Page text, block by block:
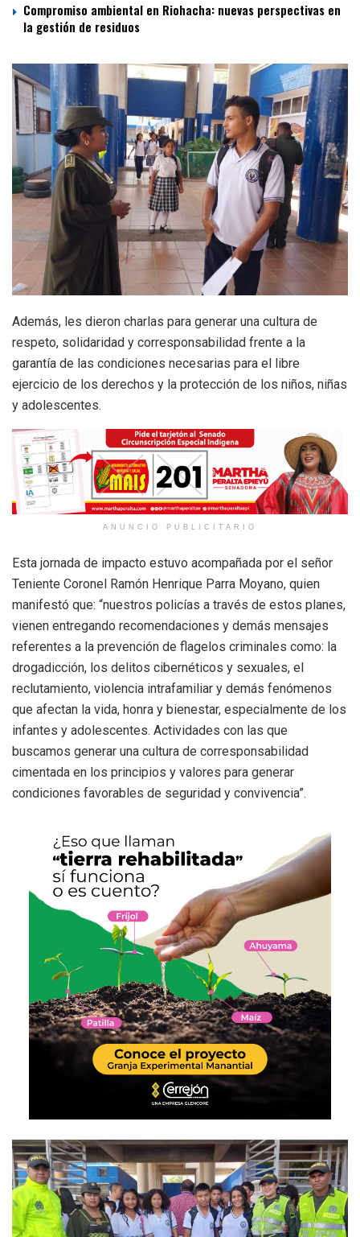
Compromiso ambiental en Riohacha: nuevas perspectivas en
la gestión de residuos
Además, les dieron charlas para generar una cultura de
respeto, solidaridad y corresponsabilidad frente a la
garantía de las condiciones necesarias para el libre
ejercicio de los derechos y la protección de los niños, niñas
y adolescentes.
ANUNCIO PUBLICITARIO
Esta jornada de impacto estuvo acompañada por el señor
Teniente Coronel Ramón Henrique Parra Moyano, quien
manifestó que: “nuestros policías a través de estos planes,
vienen entregando recomendaciones y demás mensajes
referentes a la prevención de flagelos criminales como: la
drogadicción, los delitos cibernéticos y sexuales, el
reclutamiento, violencia intrafamiliar y demás fenómenos
que afectan la vida, honra y bienestar, especialmente de los
infantes y adolescentes. Actividades con las que
buscamos generar una cultura de corresponsabilidad
cimentada en los principios y valores para generar
condiciones favorables de seguridad y convivencia”.